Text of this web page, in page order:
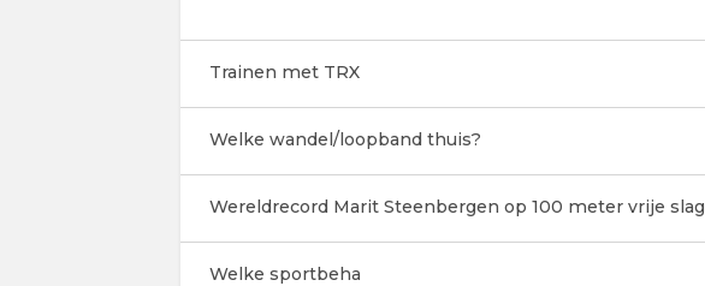
Trainen met TRX
Welke wandel/loopband thuis?
Wereldrecord Marit Steenbergen op 100 meter vrije slag
Welke sportbeha